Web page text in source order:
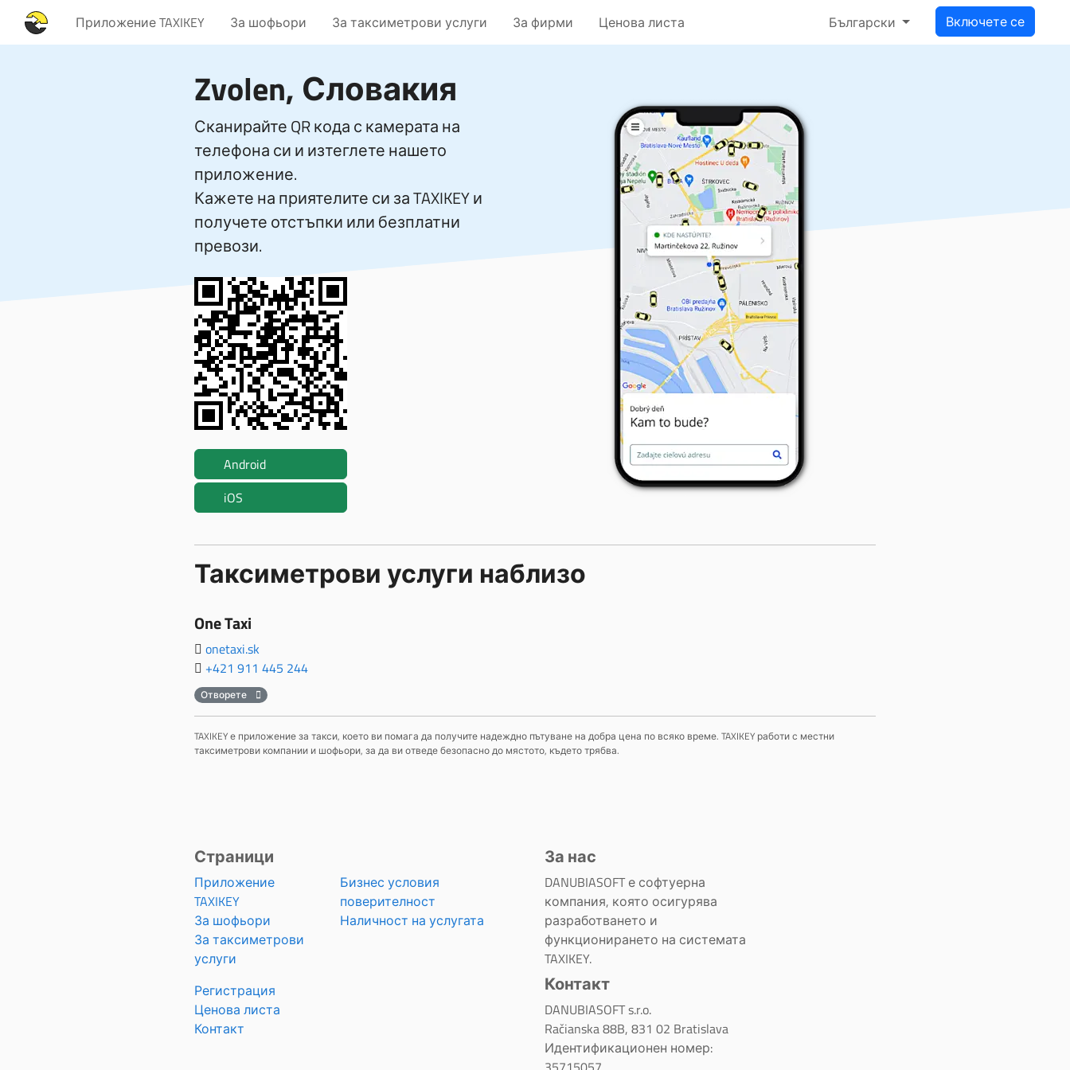
Приложение TAXIKEY За шофьори За таксиметрови услуги За фирми Ценова листа Български Включете се
Zvolen, Словакия
Сканирайте QR кода с камерата на
телефона си и изтеглете нашето
приложение.
Кажете на приятелите си за TAXIKEY и
получете отстъпки или безплатни
превози.
Android
iOS
Таксиметрови услуги наблизо
One Taxi
onetaxi.sk
+421 911 445 244
Отворете
TAXIKEY е приложение за такси, което ви помага да получите надеждно пътуване на добра цена по всяко време. TAXIKEY работи с местни
таксиметрови компании и шофьори, за да ви отведе безопасно до мястото, където трябва.
Страници
Приложение
TAXIKEY
За шофьори
За таксиметрови
услуги
Регистрация
Ценова листа
Контакт
Бизнес условия
поверителност
Наличност на услугата
За нас
DANUBIASOFT е софтуерна
компания, която осигурява
разработването и
функционирането на системата
TAXIKEY.
Контакт
DANUBIASOFT s.r.o.
Račianska 88B, 831 02 Bratislava
Идентификационен номер: